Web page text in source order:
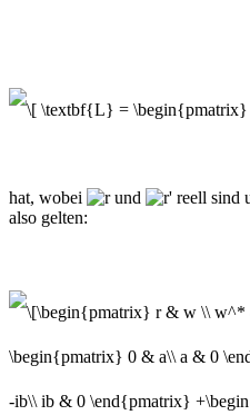
hat, wobei und reell sind
also gelten: